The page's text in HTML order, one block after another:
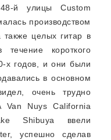
й улицы Custom
производством
целых гитар в
короткого
х годов, и они были
в основном
очень трудно
Van Nuys California
Shibuya ввели
успешно сделав